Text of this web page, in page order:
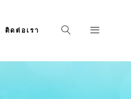
ติดต่อเรา